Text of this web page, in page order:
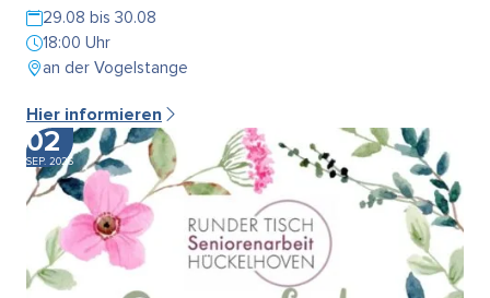
29.08 bis 30.08
18:00 Uhr
an der Vogelstange
Hier informieren
02
SEP. 2026